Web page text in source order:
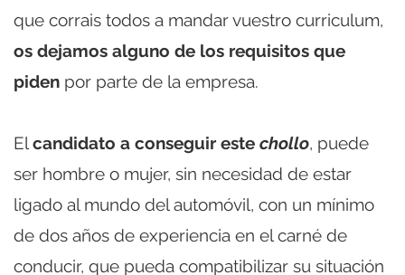
que corrais todos a mandar vuestro curriculum,
os dejamos alguno de los requisitos que
piden por parte de la empresa.
Elcandidato a conseguir este chollo, puede
ser hombre o mujer, sin necesidad de estar
ligado al mundo del automóvil, con un mínimo
de dos años de experiencia en el carné de
conducir, que pueda compatibilizar su situación